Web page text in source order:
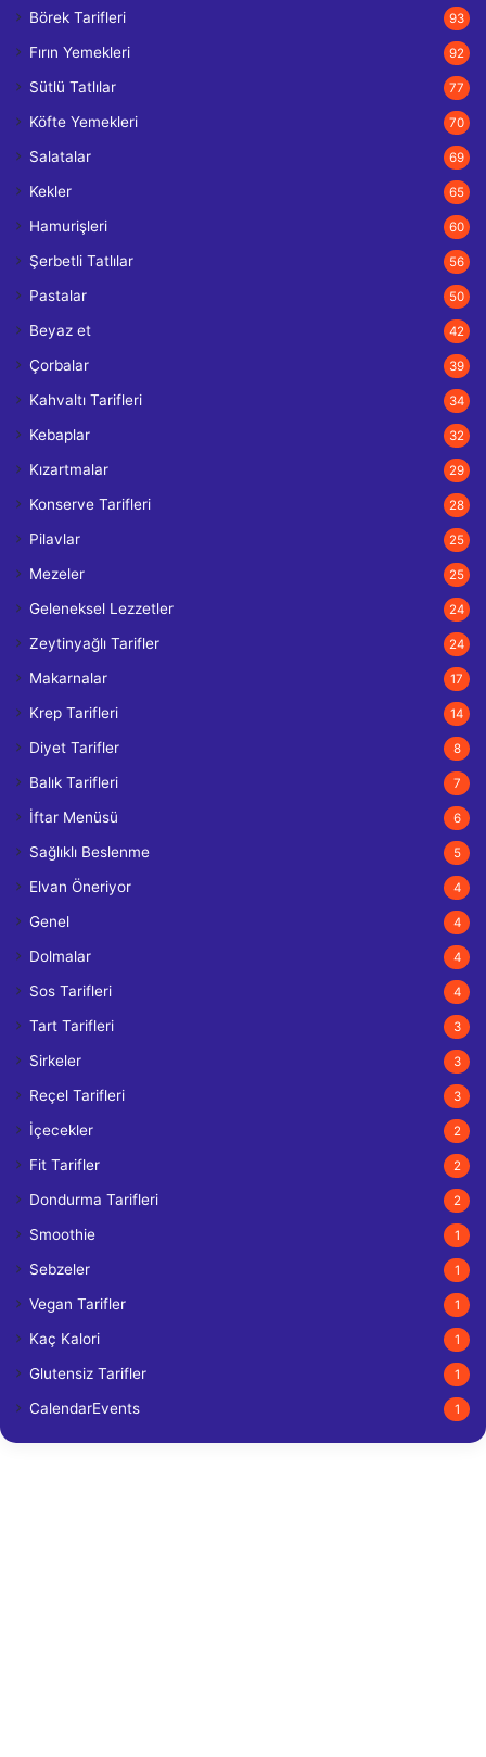
Börek Tarifleri 93
Fırın Yemekleri 92
Sütlü Tatlılar 77
Köfte Yemekleri 70
Salatalar 69
Kekler 65
Hamurişleri 60
Şerbetli Tatlılar 56
Pastalar 50
Beyaz et 42
Çorbalar 39
Kahvaltı Tarifleri 34
Kebaplar 32
Kızartmalar 29
Konserve Tarifleri 28
Pilavlar 25
Mezeler 25
Geleneksel Lezzetler 24
Zeytinyağlı Tarifler 24
Makarnalar 17
Krep Tarifleri 14
Diyet Tarifler 8
Balık Tarifleri 7
İftar Menüsü 6
Sağlıklı Beslenme 5
Elvan Öneriyor 4
Genel 4
Dolmalar 4
Sos Tarifleri 4
Tart Tarifleri 3
Sirkeler 3
Reçel Tarifleri 3
İçecekler 2
Fit Tarifler 2
Dondurma Tarifleri 2
Smoothie 1
Sebzeler 1
Vegan Tarifler 1
Kaç Kalori 1
Glutensiz Tarifler 1
CalendarEvents 1